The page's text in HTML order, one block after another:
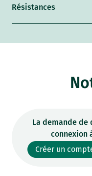
Résistances
La demande
connexion
Créer un